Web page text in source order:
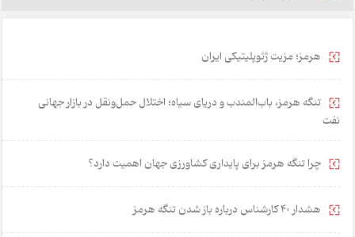
هرمز؛ مزیت ژئوپلیتیکی ایران
تنگه هرمز، باب‌المندب و دریای سیاه؛ اختلال حمل‌ونقل در بازار جهانی
نفت
چرا تنگه هرمز برای پایداری کشاورزی جهان اهمیت دارد؟
هشدار 40 کارشناس درباره باز شدن تنگه هرمز